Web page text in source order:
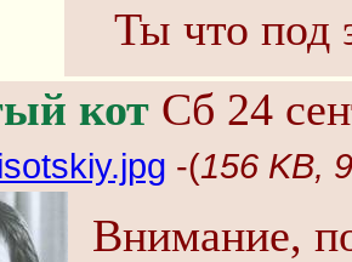
Ты что под
кот Сб 24
-(156 KB,
Внимание,